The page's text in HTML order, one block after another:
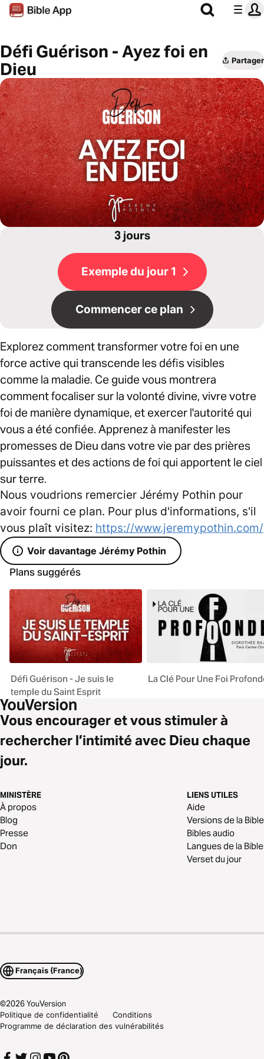
Défi Guérison - Ayez foi en
Dieu
Partager
3 jours
Exemple du jour 1
Commencer ce plan
Explorez comment transformer votre foi en une
force active qui transcende les défis visibles
comme la maladie. Ce guide vous montrera
comment focaliser sur la volonté divine, vivre votre
foi de manière dynamique, et exercer l'autorité qui
vous a été confiée. Apprenez à manifester les
promesses de Dieu dans votre vie par des prières
puissantes et des actions de foi qui apportent le ciel
sur terre.
Nous voudrions remercier Jérémy Pothin pour
avoir fourni ce plan. Pour plus d'informations, s'il
vous plaît visitez: https://www.jeremypothin.com/
Voir davantage Jérémy Pothin
Plans suggérés
Défi Guérison - Je suis le
temple du Saint Esprit
La Clé Pour Une Foi
Vous encourager et vous stimuler à
rechercher l’intimité avec Dieu chaque
jour.
MINISTÈRE
À propos
Blog
Presse
Don
LIENS UTILES
Aide
Versions de la Bible
Bibles audio
Langues de la Bible
Verset du jour
Français (France)
©2026YouVersion
Politique de confidentialité
Conditions
Programme de déclaration des vulnérabilités